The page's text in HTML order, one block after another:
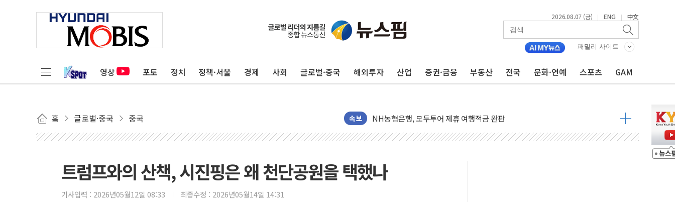
2026.08.07 (금) | ENG | 中文
패밀리 사이트
영상 포토 정치 정책·서울 경제 사회 글로벌·중국 해외투자 산업 증권·금융 부동산 전국 문화·연예 스포츠 GAM
홈 글로벌·중국 중국 속보
전남광주 화정역 인근 도로 4중 추돌…1명 심정지·5명 부상
'해병 순직 책임' 임성근 전 사단장 항소심도 징역 3년
헥토이노베이션, 상반기 매출 첫 2000억원 돌파
NH농협은행, 모두투어 제휴 여행적금 완판
민병덕 "오늘 67개 점포 영업 재개...장바구니에 홈플러스 담아달라" 호소
종합특검, '尹 관저 이전 감사 무마' 유병호 구속 기소
코스피·코스닥 오전 동반 하락…내린 종목이 두 배 넘어
트럼프와의 산책, 시진핑은 왜 천단공원을 택했나
기사입력 : 2026년05월12일 08:33 최종수정 : 2026년05월14일 14:31